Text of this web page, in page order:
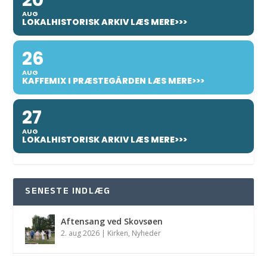
AUG
LOKALHISTORISK ARKIV LÆS MERE>>>
26
AUG
KAFFEMIX I PRÆSTEGÅRDEN LÆS MERE>>>
27
AUG
LOKALHISTORISK ARKIV LÆS MERE>>>
SENESTE INDLÆG
Aftensang ved Skovsøen
2. aug 2026 | Kirken, Nyheder